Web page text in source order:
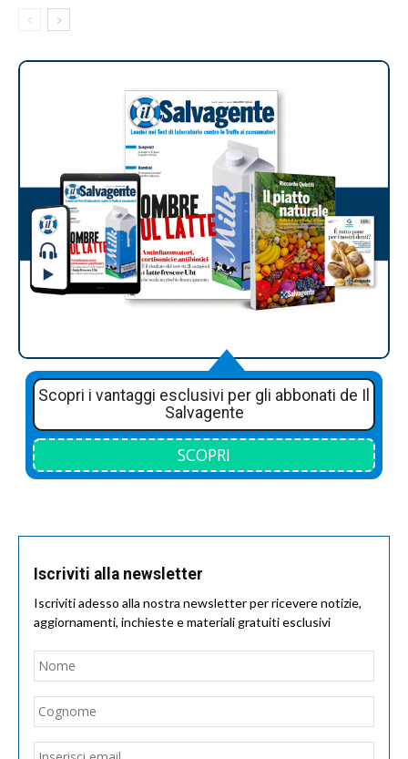
Scopri i vantaggi esclusivi per gli abbonati de Il
Salvagente
SCOPRI
Iscriviti alla newsletter
Iscriviti adesso alla nostra newsletter per ricevere notizie,
aggiornamenti, inchieste e materiali gratuiti esclusivi
Nome
Email